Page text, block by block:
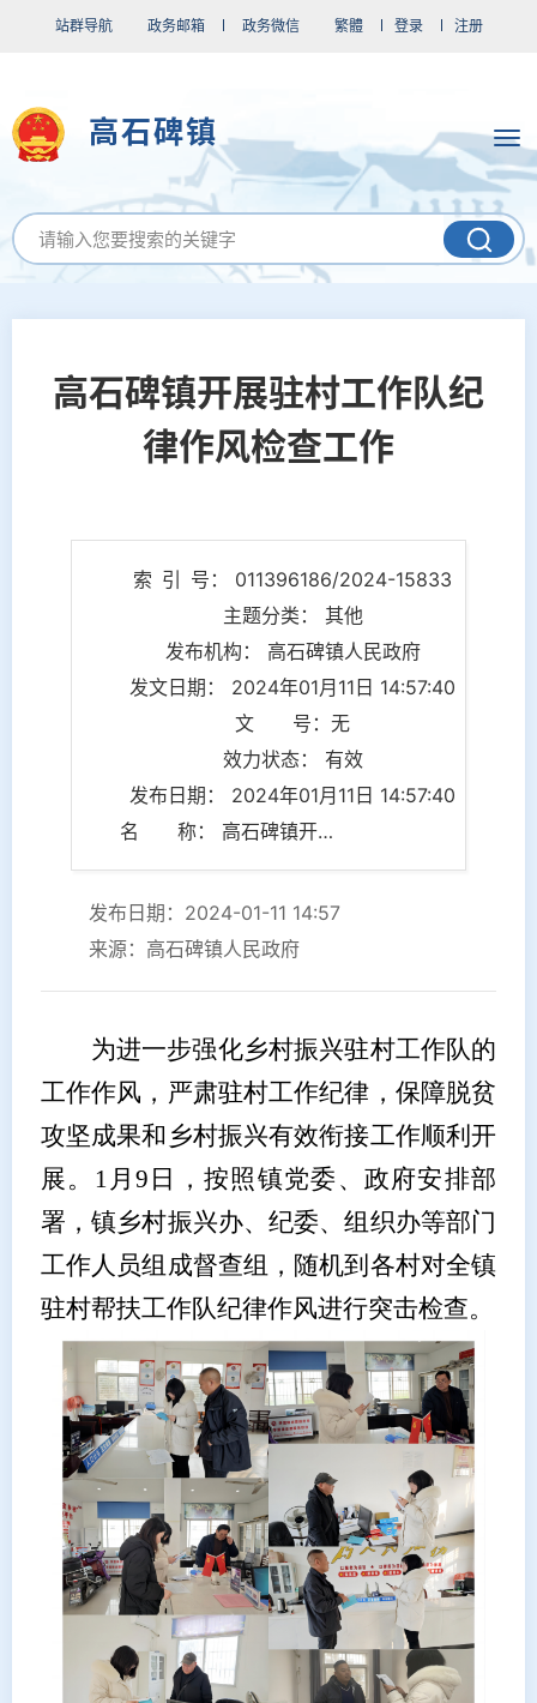
站群导航 政务邮箱 政务微信 繁體 登录 注册
高石碑镇
高石碑镇开展驻村工作队纪
律作风检查工作
索 引 号： 011396186/2024-15833
主题分类： 其他
发布机构： 高石碑镇人民政府
发文日期： 2024年01月11日 14:57:40
文 号：无
效力状态： 有效
发布日期： 2024年01月11日 14:57:40
名 称： 高石碑镇开展驻村工作队纪律作风检查工作
发布日期：2024-01-11 14:57
来源：高石碑镇人民政府
为进一步强化乡村振兴驻村工作队的
工作作风，严肃驻村工作纪律，保障脱贫
攻坚成果和乡村振兴有效衔接工作顺利开
展。1月9日，按照镇党委、政府安排部
署，镇乡村振兴办、纪委、组织办等部门
工作人员组成督查组，随机到各村对全镇
驻村帮扶工作队纪律作风进行突击检查。